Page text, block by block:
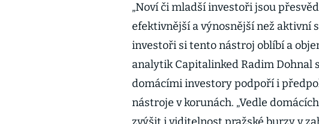
„Noví či mladší investoři jsou
efektivnější a výnosnější než aktivní
investoři si tento nástroj oblíbí a
analytik Capitalinked Radim
domácími investory podpoří i
nástroje v korunách. „Vedle